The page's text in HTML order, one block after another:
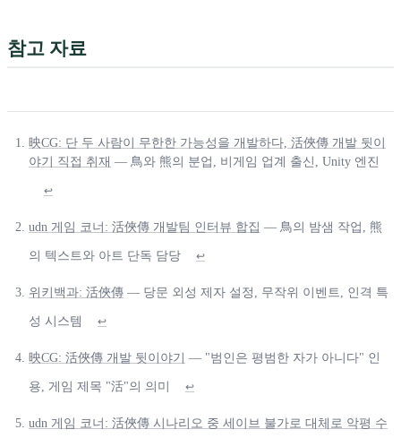
참고 자료
映CG: 단 두 사람이 무한한 가능성을 개발하다, 活俠傳 개발 뒷이
야기 직접 취재 — 鳥와 熊의 분업, 비게임 업계 출신, Unity 엔진
↩
udn 게임 코너: 活俠傳 개발팀 인터뷰 합집 — 鳥의 밤샘 작업, 熊
의 텍스트와 아트 단독 담당 ↩
위키백과: 活俠傳 — 당문 외성 제자 설정, 무작위 이벤트, 인격 특
성 시스템 ↩
映CG: 活俠傳 개발 뒷이야기 — "범인은 평범한 자가 아니다" 인
용, 게임 제목 "活"의 의미 ↩
udn 게임 코너: 活俠傳 시나리오 중 세이브 불가로 대체로 악평 수